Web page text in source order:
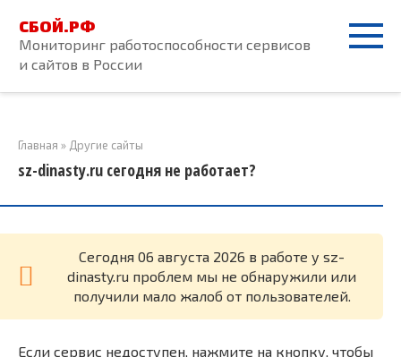
контенту
СБОЙ.РФ
Мониторинг работоспособности сервисов
и сайтов в России
Главная » Другие сайты
sz-dinasty.ru сегодня не работает?
Cегодня 06 августа 2026 в работе у sz-
dinasty.ru проблем мы не обнаружили или
получили мало жалоб от пользователей.
Если сервис недоступен, нажмите на кнопку, чтобы